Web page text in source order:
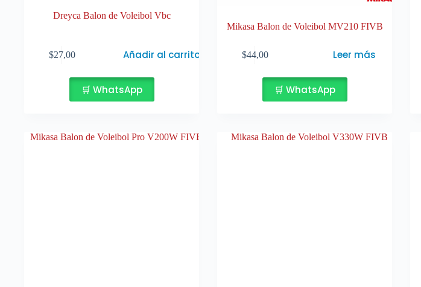
Dreyca Balon de Voleibol Vbc
$27,00 Añadir al carrito
🛒 WhatsApp
Mikasa Balon de Voleibol MV210 FIVB
$44,00 Leer más
🛒 WhatsApp